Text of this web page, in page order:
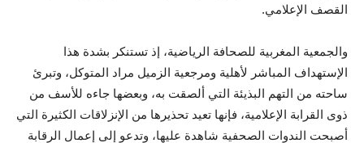
القصف الإعلامي.
والجمعية المغربية للصحافة الرياضية، إذ تستنكر بشدة هذا
الإستهداف المباشر لأهلية ومرجعية الزميل مراد المتوكل، وتبرئ
ساحته من التهم البذيئة التي ألصقت به، وبعضها جاءه للأسف من
ذوى القرابة الإعلامية، فإنها تعيد تحذيرها من الإنزلاقات الكثيرة التي
أصبحت الندوات الصحفية شاهدة عليها، وتدعو إلى إعمال الرقابة